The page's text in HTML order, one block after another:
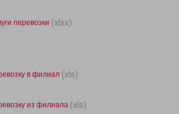
перевозки (xlsx)
в филиал (xls)
из филиала (xls)